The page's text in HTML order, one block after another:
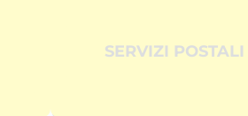
SERVIZI POSTALI